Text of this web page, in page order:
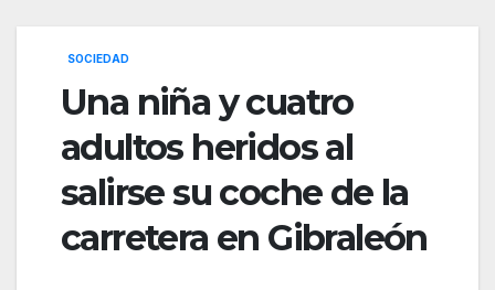
SOCIEDAD
Una niña y cuatro
adultos heridos al
salirse su coche de la
carretera en Gibraleón